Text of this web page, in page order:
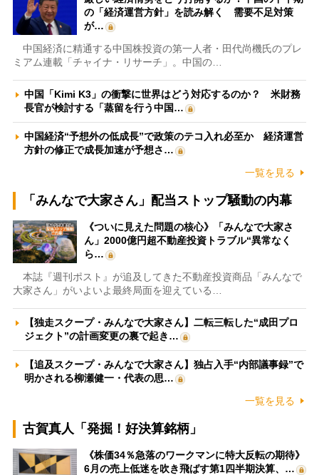
の「経済運営方針」を読み解く 需要不足対策
が…
中国経済に精通する中国株投資の第一人者・田代尚機氏のプレ
ミアム連載「チャイナ・リサーチ」。中国の…
中国「Kimi K3」の衝撃に世界はどう対応するのか？ 米財務
長官が検討する「蒸留を行う中国…
中国経済“予想外の低成長”で政策のテコ入れ必至か 経済運営
方針の修正で成長加速が予想さ…
一覧を見る
「みんなで大家さん」配当ストップ騒動の内幕
《ついに見えた問題の核心》「みんなで大家さ
ん」2000億円超不動産投資トラブル“異常なく
ら…
本誌『週刊ポスト』が追及してきた不動産投資商品「みんなで
大家さん」がいよいよ最終局面を迎えている…
【独走スクープ・みんなで大家さん】二転三転した“成田プロ
ジェクト”の計画変更の裏で起き…
【追及スクープ・みんなで大家さん】独占入手“内部議事録”で
明かされる柳瀬健一・代表の思…
一覧を見る
古賀真人「発掘！好決算銘柄」
《株価34％急落のワークマンに特大反転の期待》
6月の売上低迷を吹き飛ばす第1四半期決算、…